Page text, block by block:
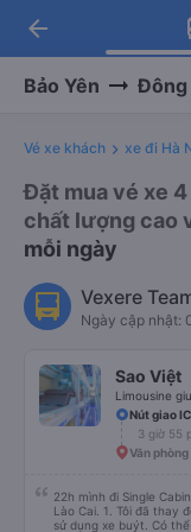
-
arrow_back
Bảo Yên Đông
Vé xe khách xe đi Hà
Đặt mua vé xe
chất lượng cao
mỗi ngày
Vexere
Ngày cập nhật:
Sao Việt
Nút giao
3 giờ 55
Văn
22h mình đi Single
Lào Cai. 1. Tôi đã thay
sử dụng xe buýt. Có